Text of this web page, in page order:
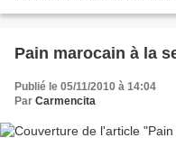
Pain marocain à la
Publié le 05/11/2010 à 14:04
Par Carmencita